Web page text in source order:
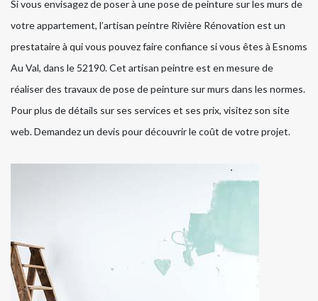
Si vous envisagez de poser à une pose de peinture sur les murs de
votre appartement, l’artisan peintre Rivière Rénovation est un
prestataire à qui vous pouvez faire confiance si vous êtes à Esnoms
Au Val, dans le 52190. Cet artisan peintre est en mesure de
réaliser des travaux de pose de peinture sur murs dans les normes.
Pour plus de détails sur ses services et ses prix, visitez son site
web. Demandez un devis pour découvrir le coût de votre projet.